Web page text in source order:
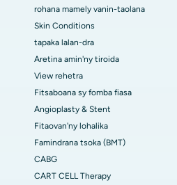
rohana mamely vanin-taolana
Skin Conditions
tapaka lalan-dra
Aretina amin'ny tiroida
View rehetra
Fitsaboana sy fomba fiasa
Angioplasty & Stent
Fitaovan'ny lohalika
Famindrana tsoka (BMT)
CABG
CART CELL Therapy